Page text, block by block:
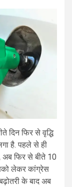
दिन फिर से वृद्धि
है. पहले से ही
अब फिर से बीते 10
लेकर कांग्रेस
के बाद अब